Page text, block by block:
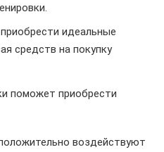
идеальные
средств на покупку
поможет приобрести
воздействуют